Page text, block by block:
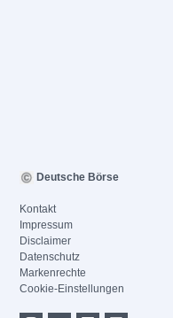
Deutsche Börse
Kontakt
Impressum
Disclaimer
Datenschutz
Markenrechte
Cookie-Einstellungen